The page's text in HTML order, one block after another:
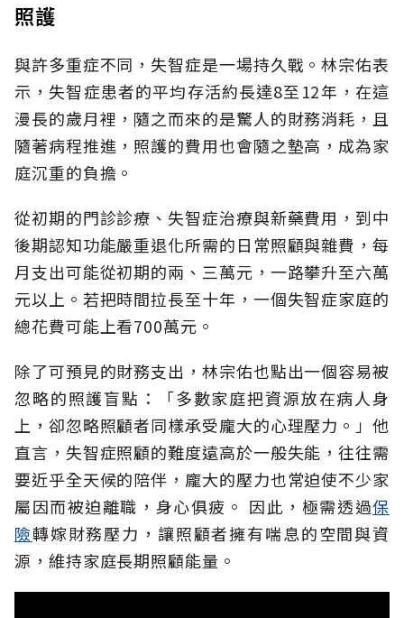
照護
與許多重症不同，失智症是一場持久戰。林宗佑表
示，失智症患者的平均存活約長達8至12年，在這
漫長的歲月裡，隨之而來的是驚人的財務消耗，且
隨著病程推進，照護的費用也會隨之墊高，成為家
庭沉重的負擔。
從初期的門診診療、失智症治療與新藥費用，到中
後期認知功能嚴重退化所需的日常照顧與雜費，每
月支出可能從初期的兩、三萬元，一路攀升至六萬
元以上。若把時間拉長至十年，一個失智症家庭的
總花費可能上看700萬元。
除了可預見的財務支出，林宗佑也點出一個容易被
忽略的照護盲點：「多數家庭把資源放在病人身
上，卻忽略照顧者同樣承受龐大的心理壓力。」他
直言，失智症照顧的難度遠高於一般失能，往往需
要近乎全天候的陪伴，龐大的壓力也常迫使不少家
屬因而被迫離職，身心俱疲。 因此，極需透過保
險轉嫁財務壓力，讓照顧者擁有喘息的空間與資
源，維持家庭長期照顧能量。